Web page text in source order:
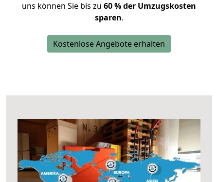
uns können Sie bis zu 60 % der Umzugskosten
sparen.
Kostenlose Angebote erhalten